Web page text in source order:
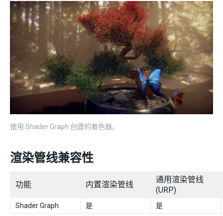
使用 Shader Graph 创建的着色器。
渲染管线兼容性
功能 内置渲染管线
通用渲染管线
(URP)
Shader Graph 是 是